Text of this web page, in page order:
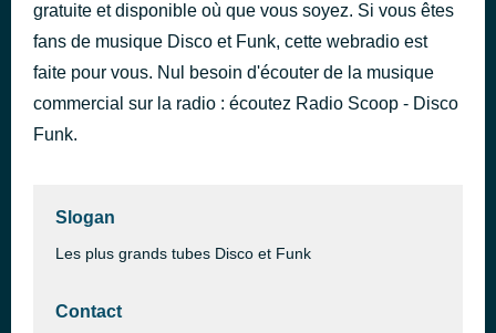
gratuite et disponible où que vous soyez. Si vous êtes
fans de musique Disco et Funk, cette webradio est
faite pour vous. Nul besoin d'écouter de la musique
commercial sur la radio : écoutez Radio Scoop - Disco
Funk.
Slogan
Les plus grands tubes Disco et Funk
Contact